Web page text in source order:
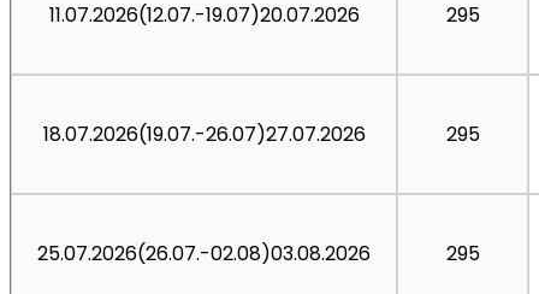
11.07.2026(12.07.-19.07)20.07.2026 295
18.07.2026(19.07.-26.07)27.07.2026 295
25.07.2026(26.07.-02.08)03.08.2026 295